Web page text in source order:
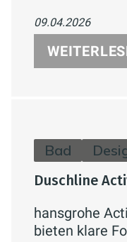
WC-Spülung
für mehr
Zuhause
09.04.2026
Bad
Duschline
hansgrohe
bieten klare